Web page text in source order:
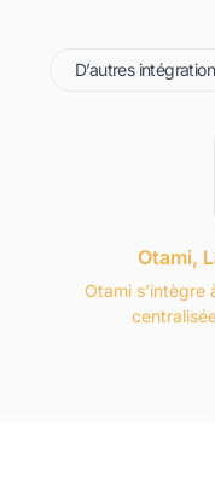
Otami,
Otami
D’autres